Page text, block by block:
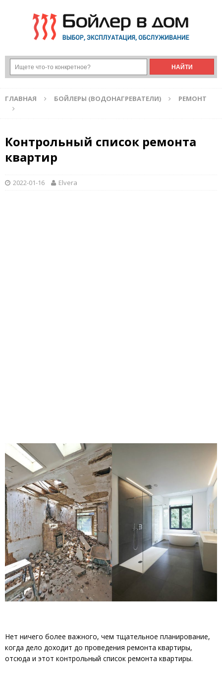
ГЛАВНАЯ БОЙЛЕРЫ (ВОДОНАГРЕВАТЕЛИ) РЕМОНТ
Контрольный список ремонта
квартир
2022-01-16 Elvera
Нет ничего более важного, чем тщательное планирование,
когда дело доходит до проведения ремонта квартиры,
отсюда и этот контрольный список ремонта квартиры.